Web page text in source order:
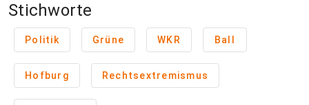
Stichworte
Politik Grüne WKR Ball
Hofburg Rechtsextremismus